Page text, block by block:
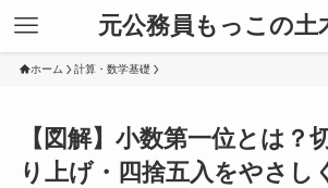
元公務員もっこの土
ホーム 計算・数学基礎
【図解】小数第一位とは？
り上げ・四捨五入をやさし